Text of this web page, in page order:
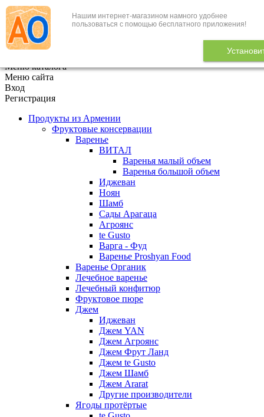
Нашим интернет-магазином намного удобнее
пользоваться с помощью бесплатного приложения!
+7 (495) 646-888-1
В корзине 0
Меню каталога
Меню сайта
Вход
Регистрация
Продукты из Армении
Фруктовые консервации
Варенье
ВИТАЛ
Варенья малый объем
Варенья большой объем
Иджеван
Ноян
Шамб
Сады Арагаца
Агроянс
te Gusto
Варга - Фуд
Варенье Proshyan Food
Варенье Органик
Лечебное варенье
Лечебный конфитюр
Фруктовое пюре
Джем
Иджеван
Джем YAN
Джем Агроянс
Джем Фрут Ланд
Джем te Gusto
Джем Шамб
Джем Ararat
Другие производители
Ягоды протёртые